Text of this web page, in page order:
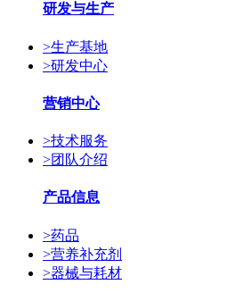
研发与生产
>生产基地
>研发中心
营销中心
>技术服务
>团队介绍
产品信息
>药品
>营养补充剂
>器械与耗材